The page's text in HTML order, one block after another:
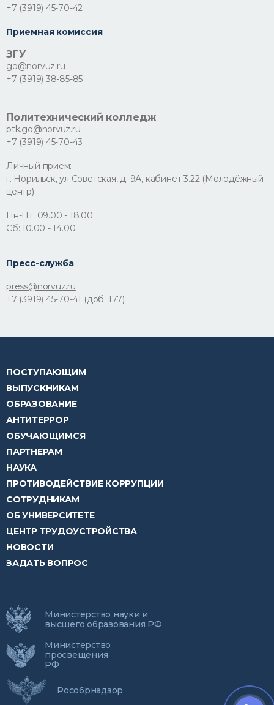
+7 (3919) 45-70-42
Приемная комиссия
ЗГУ
go@norvuz.ru
+7 (3919) 38-85-85
Политехнический колледж
ptk.go@norvuz.ru
+7 (3919) 45-70-43
Личный прием:
г. Норильск, ул Советская, д. 9А, кабинет 3.22 (Молодёжный
центр)
Пн-Пт: 09.00 - 18.00
Сб: 10.00 - 14.00
Пресс-служба
press@norvuz.ru
+7 (3919) 45-70-41 (доб. 177)
ПОСТУПАЮЩИМ
ВЫПУСКНИКАМ
ОБРАЗОВАНИЕ
АНТИТЕРРОР
ОБУЧАЮЩИМСЯ
ПАРТНЕРАМ
НАУКА
ПРОТИВОДЕЙСТВИЕ КОРРУПЦИИ
СОТРУДНИКАМ
ОБ УНИВЕРСИТЕТЕ
ЦЕНТР ТРУДОУСТРОЙСТВА
НОВОСТИ
ЗАДАТЬ ВОПРОС
Министерство науки и
высшего образования РФ
Министерство
просвещения
РФ
Рособрнадзор